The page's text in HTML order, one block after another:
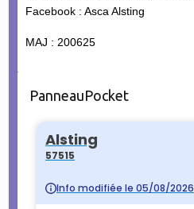
Facebook : Asca Alsting
MAJ : 200625
PanneauPocket